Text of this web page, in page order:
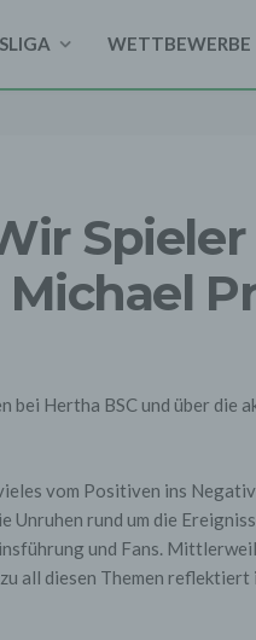
WETTBEWERBE
vom Positiven ins
rund um die
und Fans.
all diesen Themen